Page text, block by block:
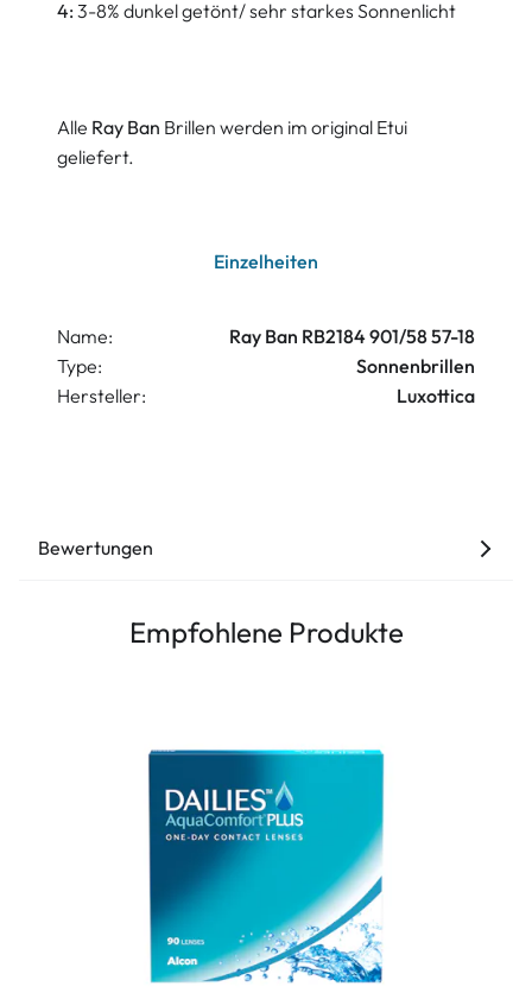
4: 3-8% dunkel getönt/ sehr starkes Sonnenlicht
Alle Ray Ban Brillen werden im original Etui
geliefert.
Einzelheiten
Name:
Ray Ban RB2184 901/58 57-18
Type:
Sonnenbrillen
Hersteller:
Luxottica
Bewertungen
Empfohlene Produkte